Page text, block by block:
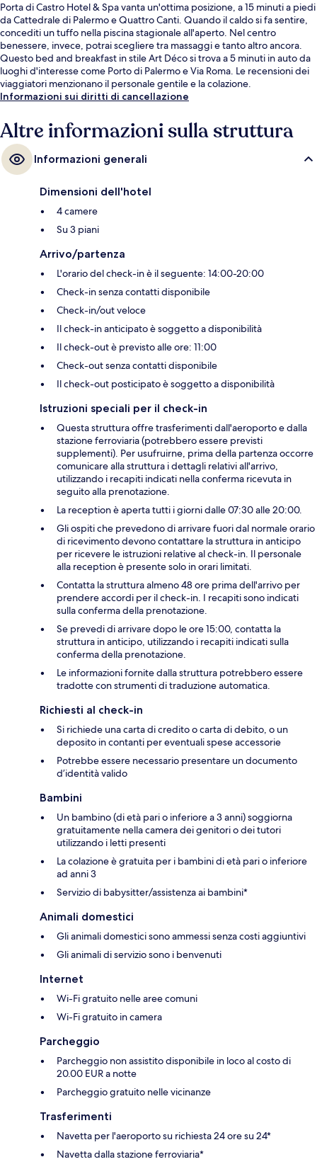
Porta di Castro Hotel & Spa vanta un'ottima posizione, a 15 minuti a piedi
da Cattedrale di Palermo e Quattro Canti. Quando il caldo si fa sentire,
concediti un tuffo nella piscina stagionale all'aperto. Nel centro
benessere, invece, potrai scegliere tra massaggi e tanto altro ancora.
Questo bed and breakfast in stile Art Déco si trova a 5 minuti in auto da
luoghi d'interesse come Porto di Palermo e Via Roma. Le recensioni dei
viaggiatori menzionano il personale gentile e la colazione.
Informazioni sui diritti di cancellazione
Altre informazioni sulla struttura
Informazioni generali
Dimensioni dell'hotel
4 camere
Su 3 piani
Arrivo/partenza
L'orario del check-in è il seguente: 14:00-20:00
Check-in senza contatti disponibile
Check-in/out veloce
Il check-in anticipato è soggetto a disponibilità
Il check-out è previsto alle ore: 11:00
Check-out senza contatti disponibile
Il check-out posticipato è soggetto a disponibilità
Istruzioni speciali per il check-in
Questa struttura offre trasferimenti dall'aeroporto e dalla
stazione ferroviaria (potrebbero essere previsti
supplementi). Per usufruirne, prima della partenza occorre
comunicare alla struttura i dettagli relativi all'arrivo,
utilizzando i recapiti indicati nella conferma ricevuta in
seguito alla prenotazione.
La reception è aperta tutti i giorni dalle 07:30 alle 20:00.
Gli ospiti che prevedono di arrivare fuori dal normale orario
di ricevimento devono contattare la struttura in anticipo
per ricevere le istruzioni relative al check-in. Il personale
alla reception è presente solo in orari limitati.
Contatta la struttura almeno 48 ore prima dell'arrivo per
prendere accordi per il check-in. I recapiti sono indicati
sulla conferma della prenotazione.
Se prevedi di arrivare dopo le ore 15:00, contatta la
struttura in anticipo, utilizzando i recapiti indicati sulla
conferma della prenotazione.
Le informazioni fornite dalla struttura potrebbero essere
tradotte con strumenti di traduzione automatica.
Richiesti al check-in
Si richiede una carta di credito o carta di debito, o un
deposito in contanti per eventuali spese accessorie
Potrebbe essere necessario presentare un documento
d’identità valido
Bambini
Un bambino (di età pari o inferiore a 3 anni) soggiorna
gratuitamente nella camera dei genitori o dei tutori
utilizzando i letti presenti
La colazione è gratuita per i bambini di età pari o inferiore
ad anni 3
Servizio di babysitter/assistenza ai bambini*
Animali domestici
Gli animali domestici sono ammessi senza costi aggiuntivi
Gli animali di servizio sono i benvenuti
Internet
Wi-Fi gratuito nelle aree comuni
Wi-Fi gratuito in camera
Parcheggio
Parcheggio non assistito disponibile in loco al costo di
20.00 EUR a notte
Parcheggio gratuito nelle vicinanze
Trasferimenti
Navetta per l'aeroporto su richiesta 24 ore su 24*
Navetta dalla stazione ferroviaria*